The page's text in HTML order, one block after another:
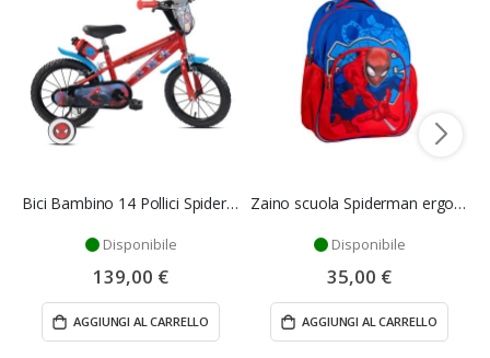
Bici Bambino 14 Pollici Spiderman con Rotelle
Disponibile
139,00 €
AGGIUNGI AL CARRELLO
Zaino scuola Spiderman ergonomico per bambini
Disponibile
35,00 €
AGGIUNGI AL CARRELLO